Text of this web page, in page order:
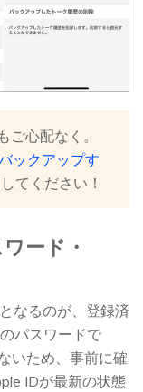
ご心配なく。
ックアップす
てください！
ード・
なるのが、登録済
パスワードで
いため、事前に確
IDが最新の状態